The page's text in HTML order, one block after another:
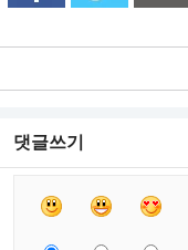
댓글쓰기